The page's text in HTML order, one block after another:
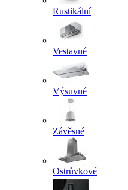
Rustikální
Vestavné
Výsuvné
Závěsné
Ostrůvkové